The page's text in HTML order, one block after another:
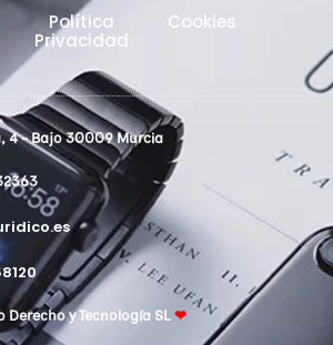
Política
Privacidad
Cookies
4 - Bajo 30009 Murcia
y Tecnología SL ❤